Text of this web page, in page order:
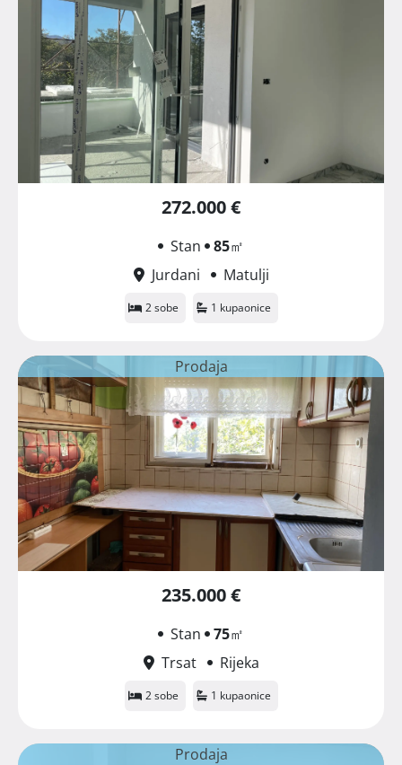
272.000 €
Stan 85㎡
Jurdani
Matulji
2 sobe 1 kupaonice
Prodaja
235.000 €
Stan 75㎡
Trsat
Rijeka
2 sobe 1 kupaonice
Prodaja